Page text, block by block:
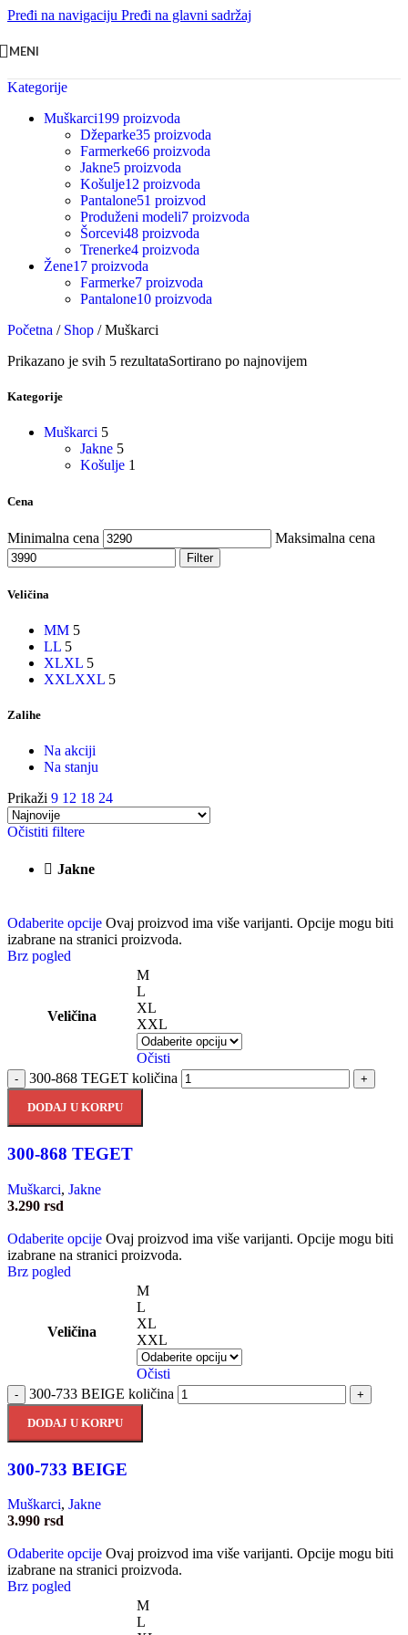
Pređi na navigaciju Pređi na glavni sadržaj
MENI
Kategorije
Muškarci199 proizvoda
Džeparke35 proizvoda
Farmerke66 proizvoda
Jakne5 proizvoda
Košulje12 proizvoda
Pantalone51 proizvod
Produženi modeli7 proizvoda
Šorcevi48 proizvoda
Trenerke4 proizvoda
Žene17 proizvoda
Farmerke7 proizvoda
Pantalone10 proizvoda
Početna / Shop / Muškarci
Prikazano je svih 5 rezultataSortirano po najnovijem
Kategorije
Muškarci 5
Jakne 5
Košulje 1
Cena
Minimalna cena Maksimalna cena
Filter
Veličina
MM 5
LL 5
XLXL 5
XXLXXL 5
Zalihe
Na akciji
Na stanju
Prikaži 9 12 18 24
Očistiti filtere
Jakne
Odaberite opcije Ovaj proizvod ima više varijanti. Opcije mogu biti
izabrane na stranici proizvoda.
Brz pogled
Veličina
M
L
XL
XXL
Očisti
- 300-868 TEGET količina +
DODAJ U KORPU
300-868 TEGET
Muškarci, Jakne
3.290 rsd
Odaberite opcije Ovaj proizvod ima više varijanti. Opcije mogu biti
izabrane na stranici proizvoda.
Brz pogled
Veličina
M
L
XL
XXL
Očisti
- 300-733 BEIGE količina +
DODAJ U KORPU
300-733 BEIGE
Muškarci, Jakne
3.990 rsd
Odaberite opcije Ovaj proizvod ima više varijanti. Opcije mogu biti
izabrane na stranici proizvoda.
Brz pogled
M
L